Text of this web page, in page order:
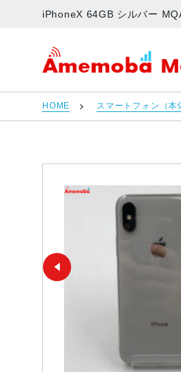
iPhoneX 64GB シルバー
アメモバマーケット
HOME スマートフォン（本